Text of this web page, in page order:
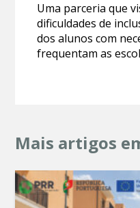
Uma parceria que
dificuldades de
dos alunos com
frequentam as
Mais artigos